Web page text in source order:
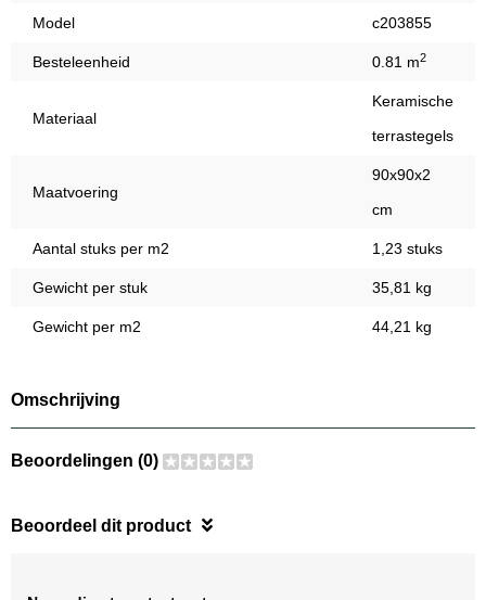
Model c203855
Besteleenheid 0.81 m2
Materiaal
Keramische
terrastegels
Maatvoering
90x90x2
cm
Aantal stuks per m2 1,23 stuks
Gewicht per stuk 35,81 kg
Gewicht per m2 44,21 kg
Omschrijving
Beoordelingen (0)
Beoordeel dit product